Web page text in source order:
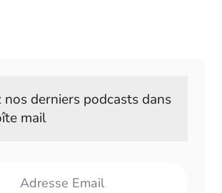
nos derniers podcasts dans
mail
Adresse Email